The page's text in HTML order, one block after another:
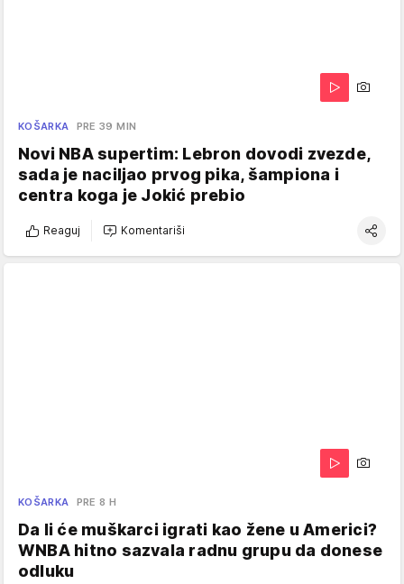
KOŠARKA PRE 39 MIN
Novi NBA supertim: Lebron dovodi zvezde,
sada je naciljao prvog pika, šampiona i
centra koga je Jokić prebio
Reaguj Komentariši
KOŠARKA PRE 8 H
Da li će muškarci igrati kao žene u Americi?
WNBA hitno sazvala radnu grupu da donese
odluku